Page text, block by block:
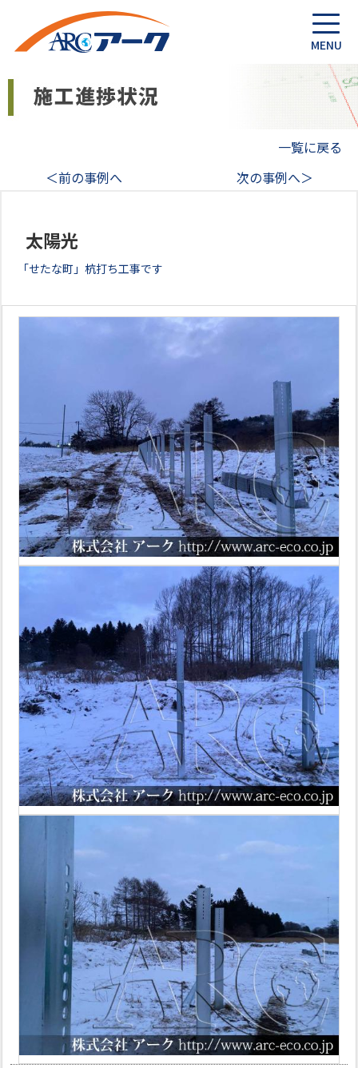
一覧に戻る
＜前の事例へ
次の事例へ＞
太陽光
「せたな町」杭打ち工事です